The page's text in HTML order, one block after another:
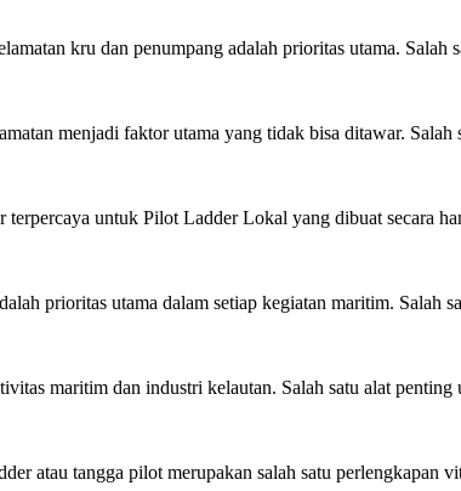
kru dan penumpang adalah prioritas utama. Salah
menjadi faktor utama yang tidak bisa ditawar. Salah
untuk Pilot Ladder Lokal yang dibuat secara
prioritas utama dalam setiap kegiatan maritim. Salah
maritim dan industri kelautan. Salah satu alat penting
atau tangga pilot merupakan salah satu perlengkapan